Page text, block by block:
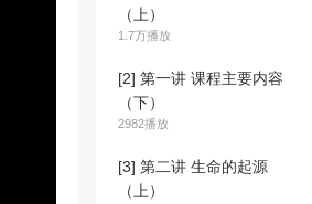
（上）
1.7万播放
[2] 第一讲 课程主要内容
（下）
2982播放
[3] 第二讲 生命的起源
（上）